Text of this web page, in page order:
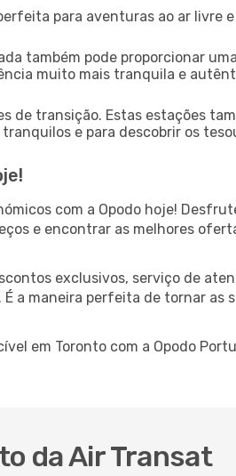
para aventuras ao ar livre e
também pode proporcionar uma
muito mais tranquila e
de transição. Estas estações
e para descobrir os
com a Opodo hoje!
e encontrar as melhores
exclusivos, serviço de
a maneira perfeita de tornar as
em Toronto com a Opodo
da Air Transat